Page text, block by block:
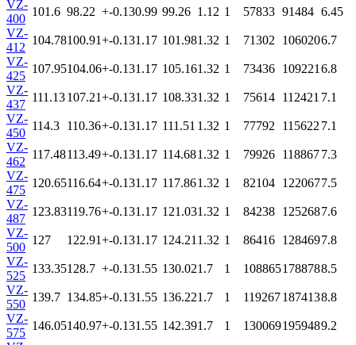
VZ-
400
101.6 98.22 +-0.130.99 99.26 1.12 1 57833 91484 6.45
VZ-
412
104.78100.91+-0.131.17 101.981.32 1 71302 1060206.7
VZ-
425
107.95104.06+-0.131.17 105.161.32 1 73436 109221 6.8
VZ-
437
111.13107.21+-0.131.17 108.331.32 1 75614 112421 7.1
VZ-
450
114.3 110.36+-0.131.17 111.51 1.32 1 77792 115622 7.1
VZ-
462
117.48113.49+-0.131.17 114.681.32 1 79926 1188677.3
VZ-
475
120.65116.64+-0.131.17 117.861.32 1 82104 1220677.5
VZ-
487
123.83119.76+-0.131.17 121.031.32 1 84238 1252687.6
VZ-
500
127 122.91+-0.131.17 124.21 1.32 1 86416 1284697.8
VZ-
525
133.35128.7 +-0.131.55 130.021.7 1 1088651788788.5
VZ-
550
139.7 134.85+-0.131.55 136.221.7 1 1192671874138.8
VZ-
575
146.05140.97+-0.131.55 142.391.7 1 1300691959489.2